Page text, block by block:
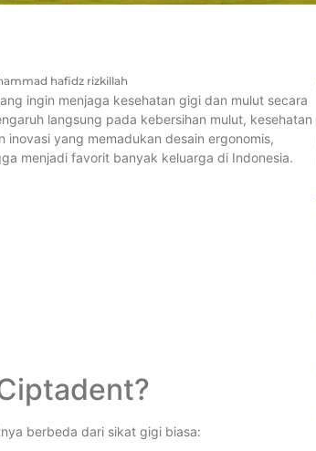
hafidz rizkillah
ingin menjaga kesehatan gigi dan mulut secara
langsung pada kebersihan mulut, kesehatan
yang memadukan desain ergonomis,
menjadi favorit banyak keluarga di Indonesia.
berbeda dari sikat gigi biasa: